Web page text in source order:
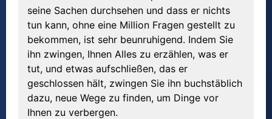
seine Sachen durchsehen und dass er nichts
tun kann, ohne eine Million Fragen gestellt zu
bekommen, ist sehr beunruhigend. Indem Sie
ihn zwingen, Ihnen Alles zu erzählen, was er
tut, und etwas aufschließen, das er
geschlossen hält, zwingen Sie ihn buchstäblich
dazu, neue Wege zu finden, um Dinge vor
Ihnen zu verbergen.